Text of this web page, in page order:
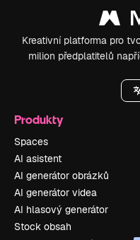
Kreativní platforma pro
milion předplatitelů
Produkty
Spaces
AI asistent
AI generátor obrázků
AI generátor videa
AI hlasový generátor
Stock obsah